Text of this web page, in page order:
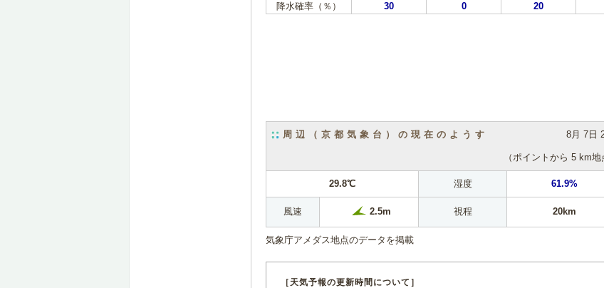
降水確率（％）
30 0 20
周辺（京都気象台）の現在のようす 8月 7日
（ポイントから 5 km地
29.8℃ 湿度 61.9%
風速 2.5m 視程 20km
気象庁アメダス地点のデータを掲載
［天気予報の更新時間について］